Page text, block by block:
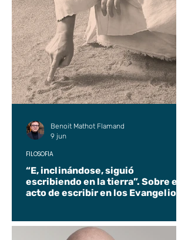
“E, inclinándose, siguió
escribiendo en la tierra”. Sobre el
acto de escribir en los Evangelios.
FILOSOFÍA
Benoit Mathot Flamand
9 jun